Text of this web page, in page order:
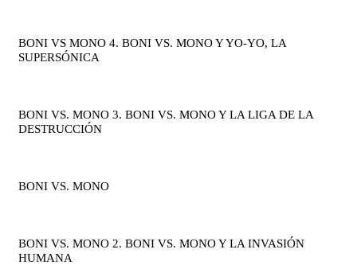
BONI VS MONO 4. BONI VS. MONO Y YO-YO, LA
SUPERSÓNICA
BONI VS. MONO 3. BONI VS. MONO Y LA LIGA DE LA
DESTRUCCIÓN
BONI VS. MONO
BONI VS. MONO 2. BONI VS. MONO Y LA INVASIÓN
HUMANA